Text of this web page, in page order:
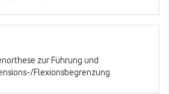
zur Führung und
Flexionsbegrenzung